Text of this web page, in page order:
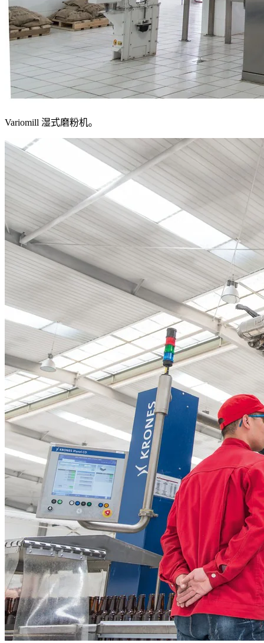
Variomill 湿式磨粉机。